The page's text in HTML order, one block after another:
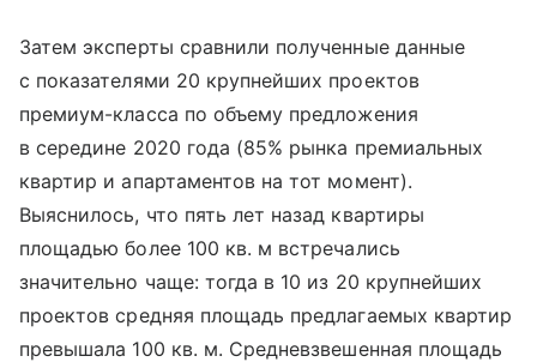
Затем эксперты сравнили полученные данные
с показателями 20 крупнейших проектов
премиум-класса по объему предложения
в середине 2020 года (85% рынка премиальных
квартир и апартаментов на тот момент).
Выяснилось, что пять лет назад квартиры
площадью более 100 кв. м встречались
значительно чаще: тогда в 10 из 20 крупнейших
проектов средняя площадь предлагаемых квартир
превышала 100 кв. м. Средневзвешенная площадь